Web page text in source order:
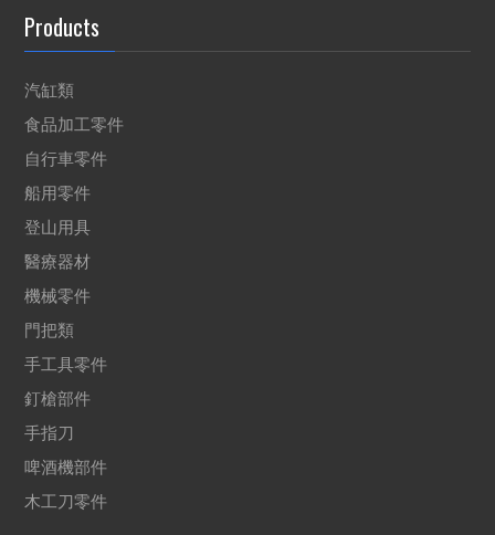
Products
汽缸類
食品加工零件
自行車零件
船用零件
登山用具
醫療器材
機械零件
門把類
手工具零件
釘槍部件
手指刀
啤酒機部件
木工刀零件